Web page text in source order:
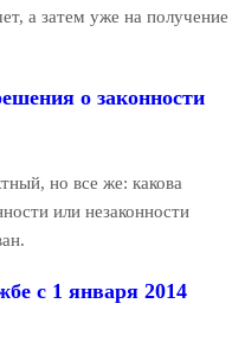
а затем уже на получение
о законности
но все же: какова
или незаконности
с 1 января 2014